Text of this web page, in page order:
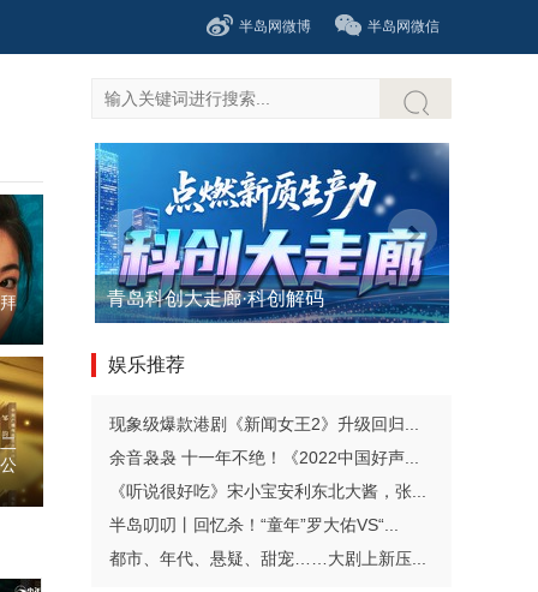
半岛网微博 半岛网微信
医者担当 品牌荣光——2026青岛...
娱乐推荐
现象级爆款港剧《新闻女王2》升级回归...
余音袅袅 十一年不绝！《2022中国好声...
《听说很好吃》宋小宝安利东北大酱，张...
半岛叨叨丨回忆杀！“童年”罗大佑VS“...
都市、年代、悬疑、甜宠……大剧上新压...